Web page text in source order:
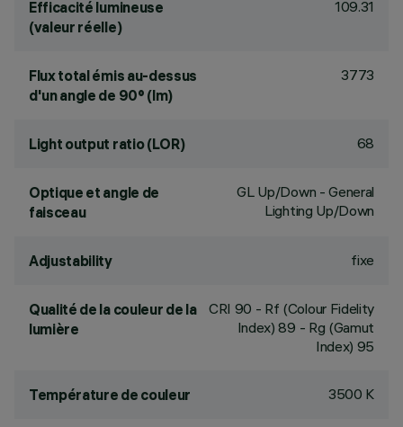
Efficacité lumineuse
(valeur réelle)
109.31
Flux total émis au-dessus
d'un angle de 90° (lm)
3773
Light output ratio (LOR) 68
Optique et angle de
faisceau
GL Up/Down - General
Lighting Up/Down
Adjustability fixe
Qualité de la couleur de la
lumière
CRI 90 - Rf (Colour Fidelity
Index) 89 - Rg (Gamut
Index) 95
Température de couleur 3500 K